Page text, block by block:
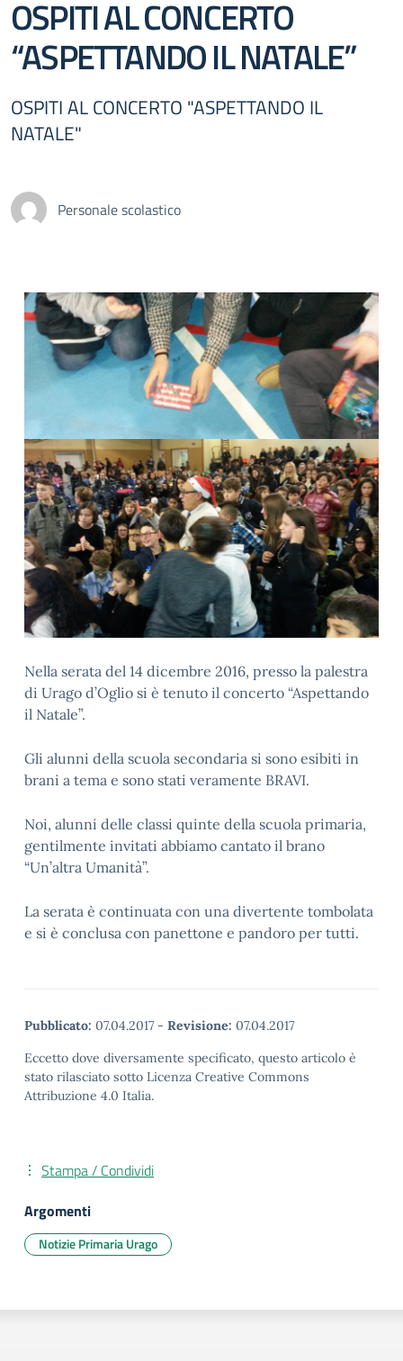
OSPITI AL CONCERTO
“ASPETTANDO IL NATALE”
OSPITI AL CONCERTO "ASPETTANDO IL
NATALE"
Personale scolastico
Nella serata del 14 dicembre 2016, presso la palestra
di Urago d’Oglio si è tenuto il concerto “Aspettando
il Natale”.
Gli alunni della scuola secondaria si sono esibiti in
brani a tema e sono stati veramente BRAVI.
Noi, alunni delle classi quinte della scuola primaria,
gentilmente invitati abbiamo cantato il brano
“Un’altra Umanità”.
La serata è continuata con una divertente tombolata
e si è conclusa con panettone e pandoro per tutti.
Pubblicato: 07.04.2017 - Revisione: 07.04.2017
Eccetto dove diversamente specificato, questo articolo è
stato rilasciato sotto Licenza Creative Commons
Attribuzione 4.0 Italia.
Stampa / Condividi
Argomenti
Notizie Primaria Urago